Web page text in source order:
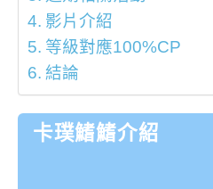
影片介紹
等級對應100%CP
結論
卡璞鰭鰭介紹